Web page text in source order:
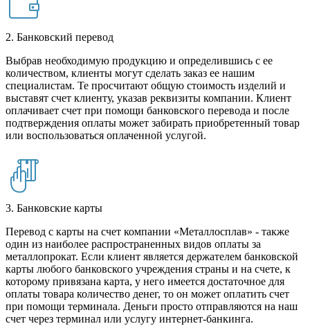
2. Банковский перевод
Выбрав необходимую продукцию и определившись с ее
количеством, клиенты могут сделать заказ ее нашим
специалистам. Те просчитают общую стоимость изделий и
выставят счет клиенту, указав реквизиты компании. Клиент
оплачивает счет при помощи банковского перевода и после
подтверждения оплаты может забирать приобретенный товар
или воспользоваться оплаченной услугой.
3. Банковские карты
Перевод с карты на счет компании «Металлосплав» - также
один из наиболее распространенных видов оплаты за
металлопрокат. Если клиент является держателем банковской
карты любого банковского учреждения страны и на счете, к
которому привязана карта, у него имеется достаточное для
оплаты товара количество денег, то он может оплатить счет
при помощи терминала. Деньги просто отправляются на наш
счет через терминал или услугу интернет-банкинга.